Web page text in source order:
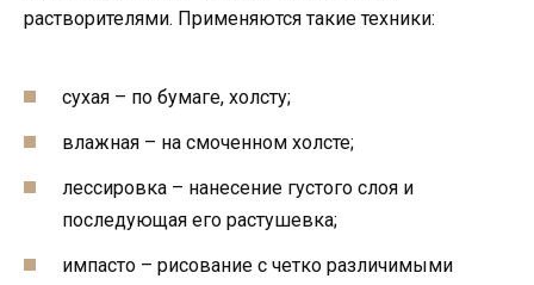
растворителями. Применяются такие техники:
сухая – по бумаге, холсту;
влажная – на смоченном холсте;
лессировка – нанесение густого слоя и
последующая его растушевка;
импасто – рисование с четко различимыми